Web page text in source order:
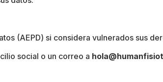
(AEPD) si considera vulnerados sus
social o un correo a